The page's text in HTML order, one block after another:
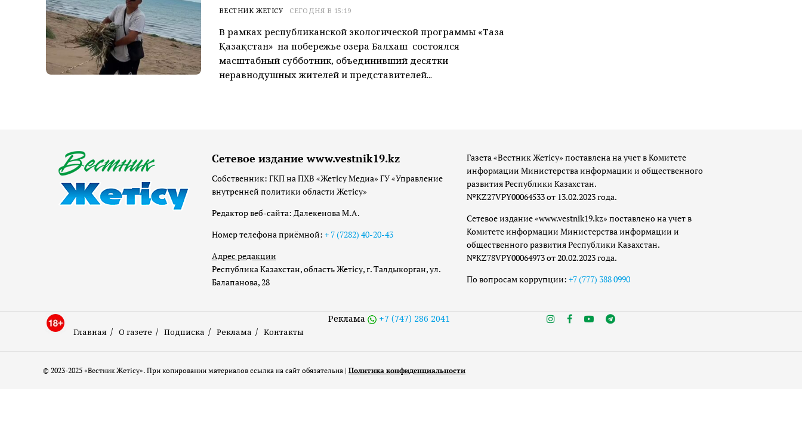
ВЕСТНИК ЖЕТІСУ СЕГОДНЯ В 15:19
В рамках республиканской экологической программы «Таза
Қазақстан» на побережье озера Балхаш состоялся
масштабный субботник, объединивший десятки
неравнодушных жителей и представителей...
Сетевое издание www.vestnik19.kz
Собственник: ГКП на ПХВ «Жетісу Медиа» ГУ «Управление
внутренней политики области Жетісу»
Редактор веб-сайта: Далекенова М.А.
Номер телефона приёмной: + 7 (7282) 40-20-43
Адрес редакции
Республика Казахстан, область Жетісу, г. Талдыкорган, ул.
Балапанова, 28
Газета «Вестник Жетісу» поставлена на учет в Комитете
информации Министерства информации и общественного
развития Республики Казахстан.
№KZ27VPY00064533 от 13.02.2023 года.
Сетевое издание «www.vestnik19.kz» поставлено на учет в
Комитете информации Министерства информации и
общественного развития Республики Казахстан.
№KZ78VPY00064973 от 20.02.2023 года.
По вопросам коррупции: +7 (777) 388 0990
Главная О газете Подписка Реклама Контакты
Реклама +7 (747) 286 2041
© 2023-2025 «Вестник Жетісу». При копировании материалов ссылка на сайт обязательна | Политика конфиденциальности